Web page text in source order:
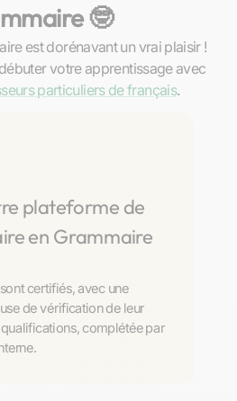
🤓
est dorénavant un vrai plaisir !
votre apprentissage avec
particuliers de français.
plateforme de
en Grammaire
certifiés, avec une
de vérification de leur
complétée par